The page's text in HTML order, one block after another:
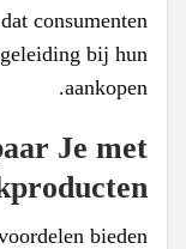
consumenten
bij hun
aankopen.
Je met
bieden